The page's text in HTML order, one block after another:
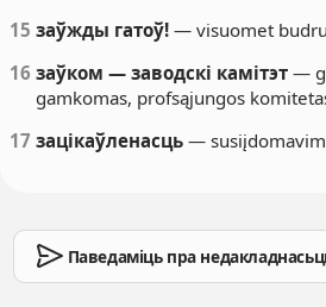
15 заўжды гатоў! — visuomet
16 заўком — заводскі камітэт —
gamkomas, profsąjungos
17 зацікаўленасць —
Паведаміць пра